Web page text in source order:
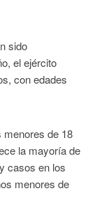
sido
el ejército
con edades
menores de 18
la mayoría de
casos en los
menores de